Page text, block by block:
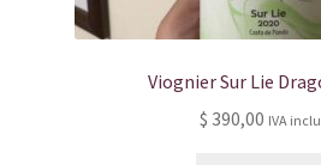
Viognier Sur Lie
$ 390,00 IVA